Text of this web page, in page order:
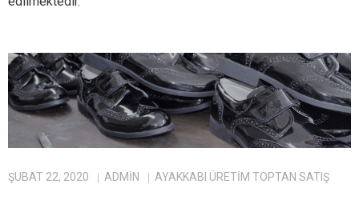
ŞUBAT 22, 2020 ADMIN AYAKKABI ÜRETIM TOPTAN SATIŞ